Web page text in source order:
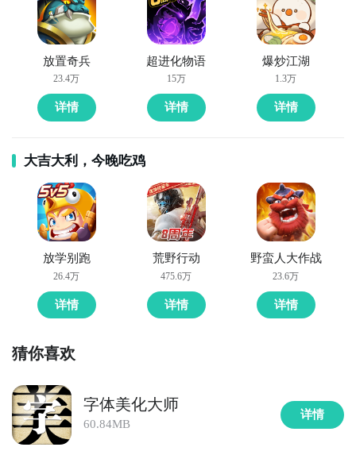
九游APP
刷好游 上九游
全球好游抢先下 福利礼包免费领 官方直播陪你玩
步骤1：在九游开测表中玩家们可以看到当天所有进行开
测的手机游戏，以及最近十天即将进行测试的游戏，有
具体的测试时间以及测试阶段介绍，玩家们可以在这里
查找圣经字谜的相关公测时间信息!
步骤2：访问地址>>>
手游开测表地址
好了，圣经字谜公测时间的关注方法就讲到这里，各位
玩家是否都已经掌握好以上三种技巧了呢，随时随地关
候公测等信息，还有一个办法就是留意九游圣经字谜专
会第一时间为您解答。
放置奇兵
23.4万
详情
超进化物语
15万
详情
爆炒江湖
1.3万
详情
大吉大利，今晚吃鸡
放学别跑
26.4万
详情
荒野行动
475.6万
详情
野蛮人大作战
23.6万
详情
猜你喜欢
字体美化大师
60.84MB
详情